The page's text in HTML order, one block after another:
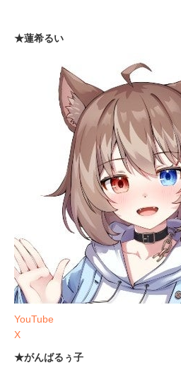
★蓮希るい
YouTube
X
★がんばるぅ子